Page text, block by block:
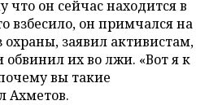
он сейчас находится в
взбесило, он примчался на
охраны, заявил активистам,
обвинил их во лжи. «Вот я к
вы такие
Ахметов.